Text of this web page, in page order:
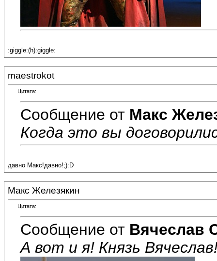
:giggle:(h):giggle:
maestrokot
Цитата:
Сообщение от Макс
Когда это вы
давно Макс!давно!;):D
Макс Железякин
Цитата:
Сообщение от Вячеслав
А вот и я! Князь